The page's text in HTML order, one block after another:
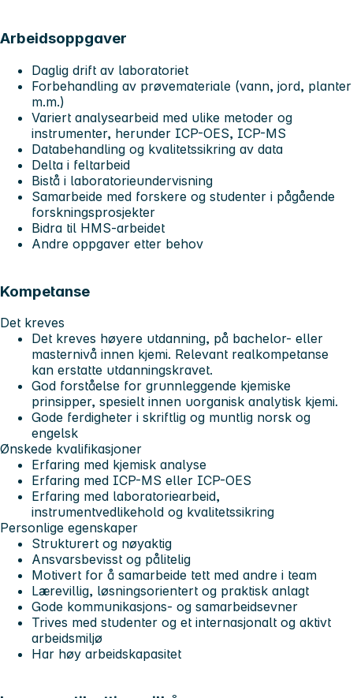
Arbeidsoppgaver
Daglig drift av laboratoriet
Forbehandling av prøvemateriale (vann, jord, planter
m.m.)
Variert analysearbeid med ulike metoder og
instrumenter, herunder ICP-OES, ICP-MS
Databehandling og kvalitetssikring av data
Delta i feltarbeid
Bistå i laboratorieundervisning
Samarbeide med forskere og studenter i pågående
forskningsprosjekter
Bidra til HMS-arbeidet
Andre oppgaver etter behov
Kompetanse
Det kreves
Det kreves høyere utdanning, på bachelor- eller
masternivå innen kjemi. Relevant realkompetanse
kan erstatte utdanningskravet.
God forståelse for grunnleggende kjemiske
prinsipper, spesielt innen uorganisk analytisk kjemi.
Gode ferdigheter i skriftlig og muntlig norsk og
engelsk
Ønskede kvalifikasjoner
Erfaring med kjemisk analyse
Erfaring med ICP-MS eller ICP-OES
Erfaring med laboratoriearbeid,
instrumentvedlikehold og kvalitetssikring
Personlige egenskaper
Strukturert og nøyaktig
Ansvarsbevisst og pålitelig
Motivert for å samarbeide tett med andre i team
Lærevillig, løsningsorientert og praktisk anlagt
Gode kommunikasjons- og samarbeidsevner
Trives med studenter og et internasjonalt og aktivt
arbeidsmiljø
Har høy arbeidskapasitet